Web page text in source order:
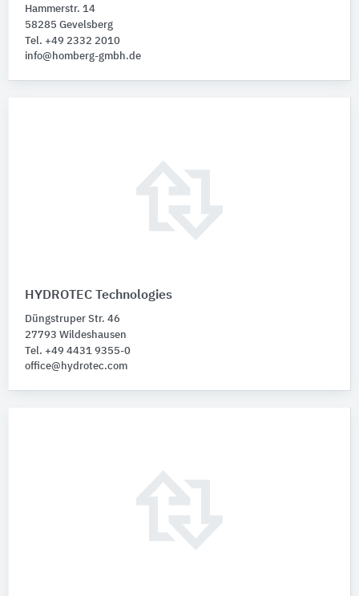
Hammerstr. 14
58285 Gevelsberg
Tel. +49 2332 2010
info@homberg-gmbh.de
HYDROTEC Technologies
Düngstruper Str. 46
27793 Wildeshausen
Tel. +49 4431 9355-0
office@hydrotec.com